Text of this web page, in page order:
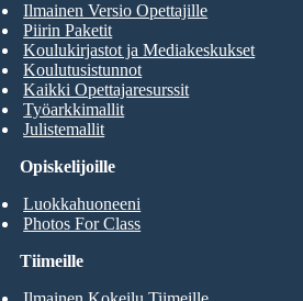
Opiskelijoille
Luokkahuoneeni
Photos For Class
Ilmainen Versio Opettajille
Piirin Paketit
Koulukirjastot ja Mediakeskukset
Koulutusistunnot
Kaikki Opettajaresurssit
Työarkkimallit
Julistemallit
Tiimeille